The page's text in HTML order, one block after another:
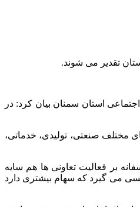
تقدیر می شوند.
استان سمنان بیان کرد: در
۱۴۰۴ تاکنون هشت تعاونی جدید با سرمایه گذاری ۴۰۰ میلیارد تومان در بخش های مختلف صنعتی، تولیدی، خدماتی،
بر فعالیت تعاونی ها هم سایه
سهام دار باشند در نهایت تصمیم را کسی می گیرد که سهام بیشتری دارد